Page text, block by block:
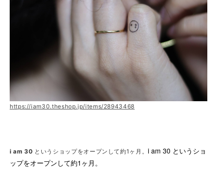
https://iam30.theshop.jp/items/28943468
i am 30 というショップをオープンして約1ヶ月。i am 30 というショ
ップをオープンして約1ヶ月。